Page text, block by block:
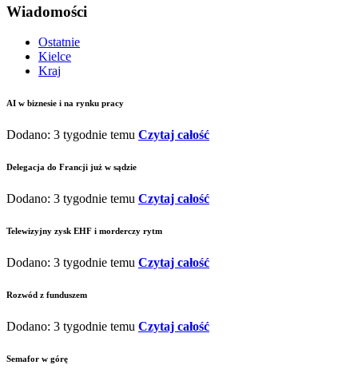
Wiadomości
Ostatnie
Kielce
Kraj
AI w biznesie i na rynku pracy
Dodano: 3 tygodnie temu Czytaj całość
Delegacja do Francji już w sądzie
Dodano: 3 tygodnie temu Czytaj całość
Telewizyjny zysk EHF i morderczy rytm
Dodano: 3 tygodnie temu Czytaj całość
Rozwód z funduszem
Dodano: 3 tygodnie temu Czytaj całość
Semafor w górę